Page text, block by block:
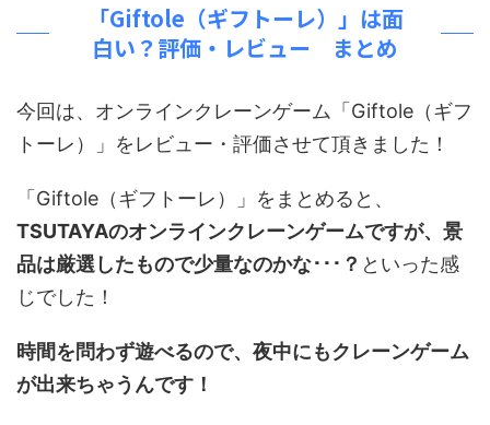
「Giftole（ギフトーレ）」は面
白い？評価・レビュー まとめ
今回は、オンラインクレーンゲーム「Giftole（ギフ
トーレ）」をレビュー・評価させて頂きました！
「Giftole（ギフトーレ）」をまとめると、
TSUTAYAのオンラインクレーンゲームですが、景
品は厳選したもので少量なのかな･･･？ といった感
じでした！
時間を問わず遊べるので、夜中にもクレーンゲーム
が出来ちゃうんです！